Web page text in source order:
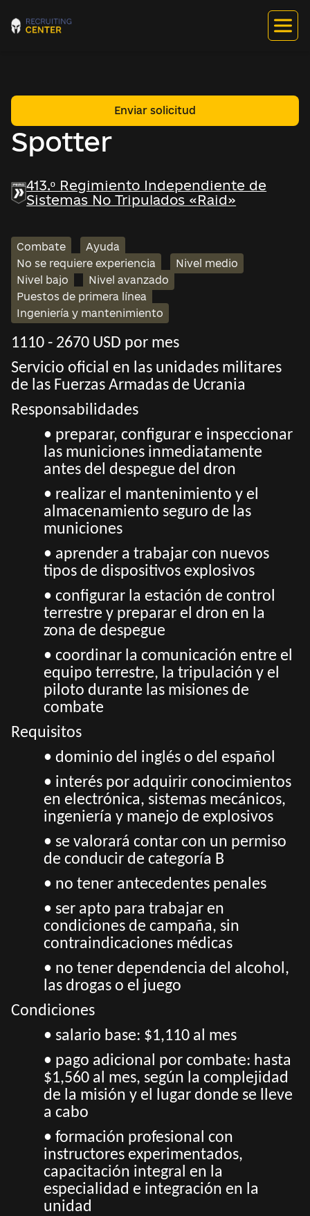
Spotter
Enviar solicitud
413.º Regimiento Independiente de
Sistemas No Tripulados «Raid»
Combate
Ayuda
No se requiere experiencia
Nivel medio
Nivel bajo
Nivel avanzado
Puestos de primera línea
Ingeniería y mantenimiento
1110 - 2670 USD por mes
Servicio oficial en las unidades militares
de las Fuerzas Armadas de Ucrania
Responsabilidades
• preparar, configurar e inspeccionar
las municiones inmediatamente
antes del despegue del dron
• realizar el mantenimiento y el
almacenamiento seguro de las
municiones
• aprender a trabajar con nuevos
tipos de dispositivos explosivos
• configurar la estación de control
terrestre y preparar el dron en la
zona de despegue
• coordinar la comunicación entre el
equipo terrestre, la tripulación y el
piloto durante las misiones de
combate
Requisitos
• dominio del inglés o del español
• interés por adquirir conocimientos
en electrónica, sistemas mecánicos,
ingeniería y manejo de explosivos
• se valorará contar con un permiso
de conducir de categoría B
• no tener antecedentes penales
• ser apto para trabajar en
condiciones de campaña, sin
contraindicaciones médicas
• no tener dependencia del alcohol,
las drogas o el juego
Condiciones
• salario base: $1,110 al mes
• pago adicional por combate: hasta
$1,560 al mes, según la complejidad
de la misión y el lugar donde se lleve
a cabo
• formación profesional con
instructores experimentados,
capacitación integral en la
especialidad e integración en la
unidad